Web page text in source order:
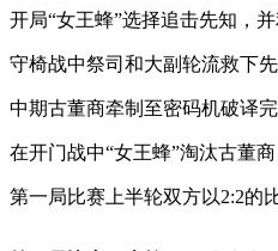
开局“女王蜂”选择追击先知，
守椅战中祭司和大副轮流救下
中期古董商牵制至密码机破译完
在开门战中“女王蜂”淘汰古董商
第一局比赛上半轮双方以2:2的